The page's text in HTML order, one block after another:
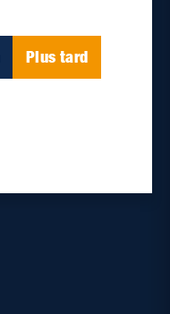
Plus tard